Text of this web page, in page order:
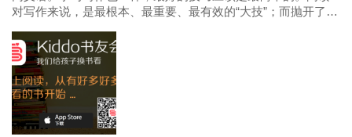
对写作来说，是最根本、最重要、最有效的“大技”；而抛开了阅
自来；没有大技，一切小技都没有实现的条件。 我一直重视圆
圆的阅读...